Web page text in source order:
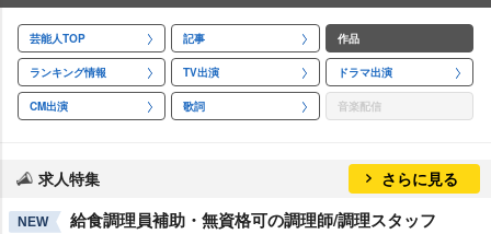
芸能人TOP 記事 作品
ランキング情報 TV出演 ドラマ出演
CM出演 歌詞 音楽配信
求人特集 さらに見る
NEW 給食調理員補助・無資格可の調理師/調理スタッフ